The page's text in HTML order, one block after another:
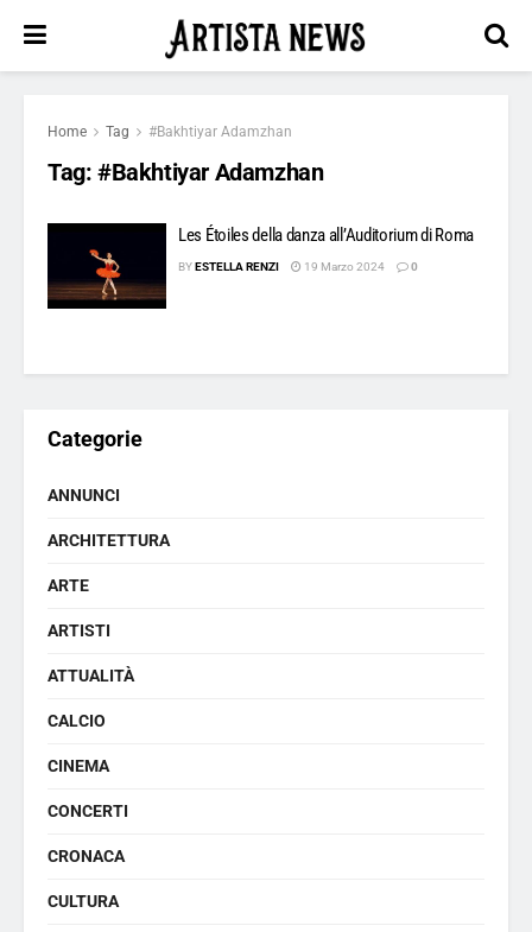
Home Tag #Bakhtiyar Adamzhan
Tag: #Bakhtiyar Adamzhan
Les Étoiles della danza all’Auditorium di Roma
BYESTELLA RENZI 19 Marzo 2024 0
Categorie
ANNUNCI
ARCHITETTURA
ARTE
ARTISTI
ATTUALITÀ
CALCIO
CINEMA
CONCERTI
CRONACA
CULTURA